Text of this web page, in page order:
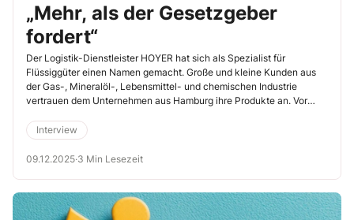
„Mehr, als der Gesetzgeber
fordert“
Der Logistik-Dienstleister HOYER hat sich als Spezialist für
Flüssiggüter einen Namen gemacht. Große und kleine Kunden aus
der Gas-, Mineralöl-, Lebensmittel- und chemischen Industrie
vertrauen dem Unternehmen aus Hamburg ihre Produkte an. Vor
Gefahrgüter, auf Straße, Schiene und über See befördert. Bei der
HOYER-Tochter cotac werden die Behälter auch gereinigt, gelagert
und instand gehalten. Sicherheit wird dabei groß geschrieben.
Interview
09.12.2025·3 Min Lesezeit